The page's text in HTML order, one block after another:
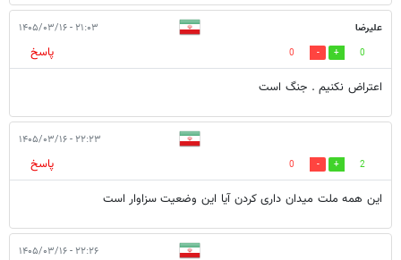
علیرضا ۲۱:۰۳ - ۱۴۰۵/۰۳/۱۶
0
0
پاسخ
اعتراض نکنیم . جنگ است
۲۲:۲۳ - ۱۴۰۵/۰۳/۱۶
2
0
پاسخ
این همه ملت میدان داری کردن آیا این وضعیت سزاوار است
۲۲:۲۶ - ۱۴۰۵/۰۳/۱۶